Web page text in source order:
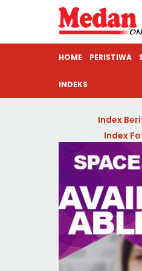
HOME PERISTIWA
INDEKS
Index
Index